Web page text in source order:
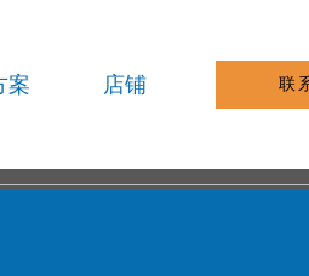
案 店铺 联